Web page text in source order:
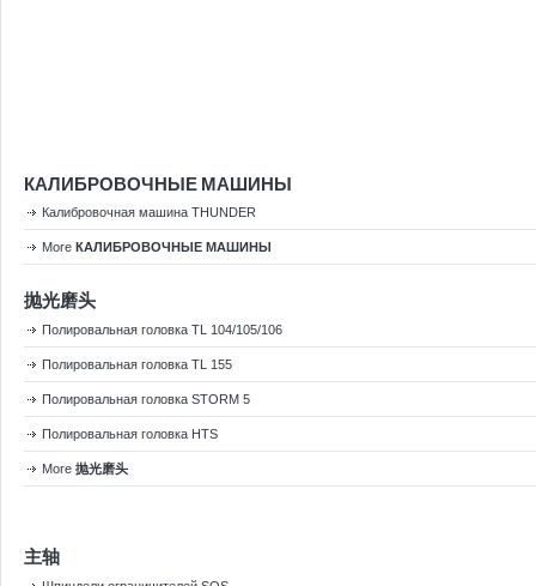
КАЛИБРОВОЧНЫЕ МАШИНЫ
Калибровочная машина THUNDER
More КАЛИБРОВОЧНЫЕ МАШИНЫ
抛光磨头
Полировальная головка TL 104/105/106
Полировальная головка TL 155
Полировальная головка STORM 5
Полировальная головка HTS
More 抛光磨头
主轴